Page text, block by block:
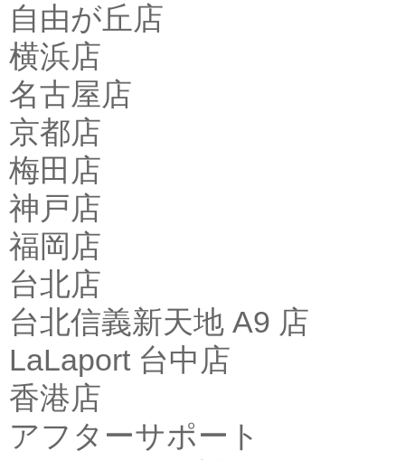
自由が丘店
横浜店
名古屋店
京都店
梅田店
神戸店
福岡店
台北店
台北信義新天地 A9 店
LaLaport 台中店
香港店
アフターサポート